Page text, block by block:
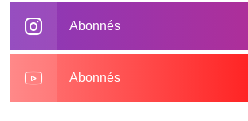
Abonnés
Abonnés